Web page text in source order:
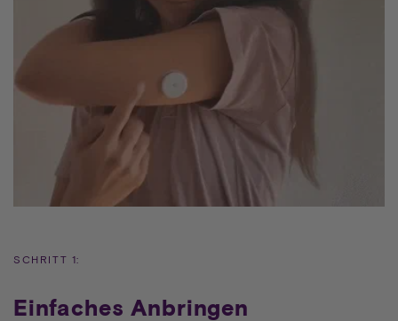
SCHRITT 1:
Einfaches Anbringen